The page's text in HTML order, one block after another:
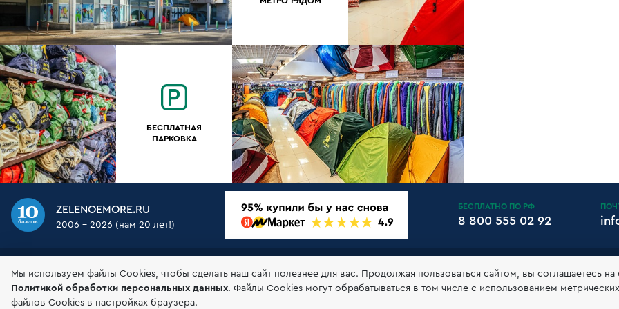
БЕСПЛАТНАЯ
ПАРКОВКА
ZELENOEMORE.RU
2006 - 2026 (нам 20 лет!)
БЕСПЛАТНО ПО РФ
8 800 555 02 92
О НАС МАГАЗИН ДОСТАВКА ОПЛАТА ГАРАНТИИ И ВОЗВРАТ КЛУБ 10БАЛЛОВ КОНТАКТЫ
© 2006-2026 Зеленоеморе
Мы используем файлы Сookies, чтобы сделать наш сайт полезнее для вас. Продолжая пользоваться сайтом, вы соглашаетесь
Политикой обработки персональных данных. Файлы Cookies могут обрабатываться в том числе с использованием
файлов Cookies в настройках браузера.